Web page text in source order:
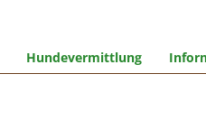
Hundevermittlung